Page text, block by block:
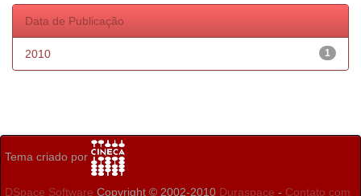
Data de Publicação
1
2010
Tema criado por
DSpace Software Copyright © 2002-2010 Duraspace - Contato com